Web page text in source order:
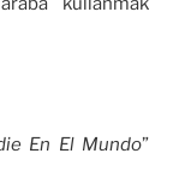
En El Mundo”